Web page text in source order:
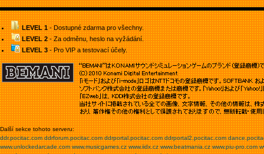
LEVEL 1- Dostupné zdarma pro všechny.
LEVEL 2- Za odměnu, heslo na vyžádání.
LEVEL 3- Pro VIP a testovací účely.
Další sekce tohoto serveru:
ddr.pocitac.com ddrforum.pocitac.com ddrportal.pocitac.com ddrportal2.pocitac.com
www.unlockedarcade.com www.musicgames.cz www.iidx.cz www.beatmania.cz www.piu-pro.com